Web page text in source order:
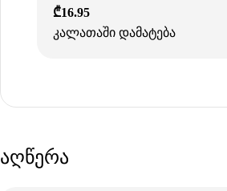
₾16.95
კალათაში დამატება
აღწერა